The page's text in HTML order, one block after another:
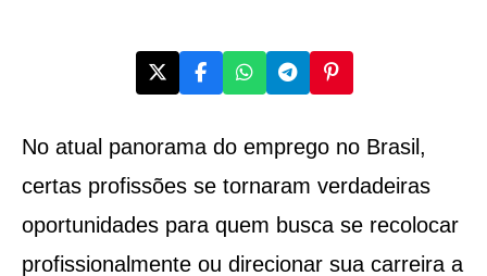
No atual panorama do emprego no Brasil,
certas profissões se tornaram verdadeiras
oportunidades para quem busca se recolocar
profissionalmente ou direcionar sua carreira a